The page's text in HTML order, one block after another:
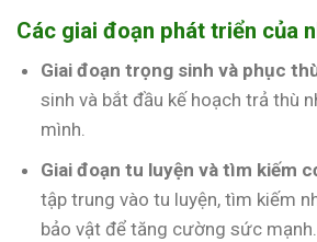
Các giai đoạn phát triển của
Giai đoạn trọng sinh và phục
sinh và bắt đầu kế hoạch trả thù
mình.
Giai đoạn tu luyện và tìm kiếm
tập trung vào tu luyện, tìm kiếm
bảo vật để tăng cường sức mạnh.